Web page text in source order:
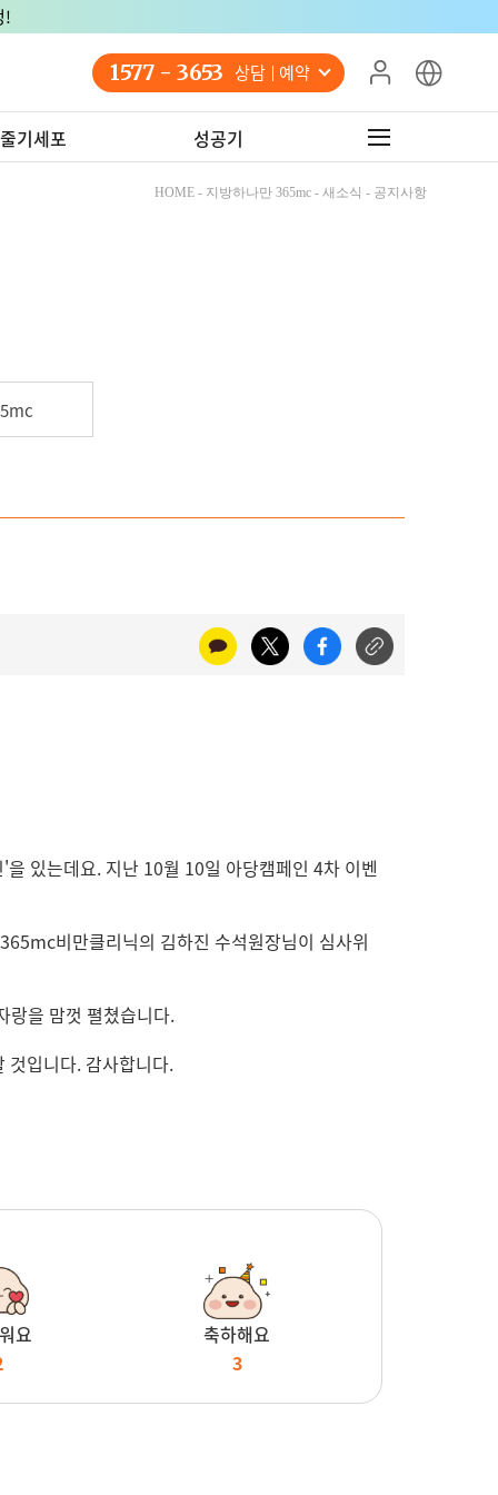
!
1577 - 3653 상담 예약
기세포 성공기
HOME - 지방하나만 365mc - 새소식 - 공지사항
있는데요. 지난 10월 10일 아당캠페인 4차 이벤
비만클리닉의 김하진 수석원장님이 심사위
랑을 맘껏 펼쳤습니다.
것입니다. 감사합니다.
요
축하해요
3